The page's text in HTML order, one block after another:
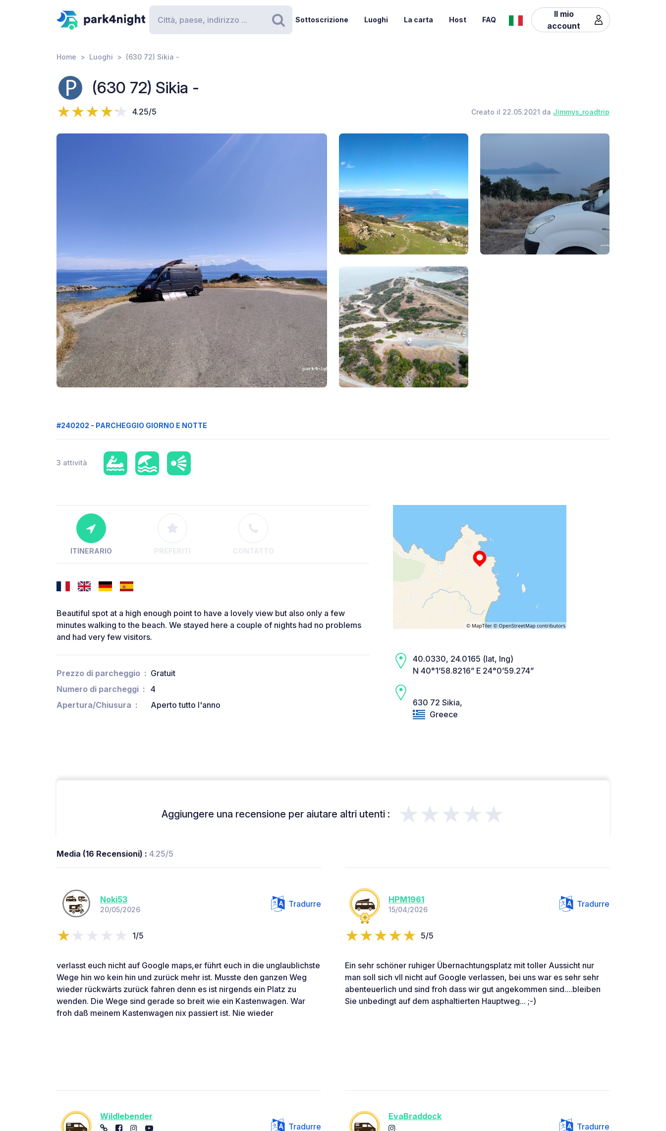
Ricerca
Sottoscrizione Luoghi La carta Host FAQ
Il mio
account
Home Luoghi (630 72) Sikia -
(630 72) Sikia -
4.25/5 Creato il 22.05.2021 da Jimmys_roadtrip
#240202 - PARCHEGGIO GIORNO E NOTTE
3 attività
ITINERARIO PREFERITI CONTATTO
Beautiful spot at a high enough point to have a lovely view but also only a few
minutes walking to the beach. We stayed here a couple of nights had no problems
and had very few visitors.
Prezzo di parcheggio
Gratuit
Numero di parcheggi
4
Apertura/Chiusura
Aperto tutto l'anno
40.0330, 24.0165 (lat, lng)
N 40°1’58.8216” E 24°0’59.274”
630 72 Sikia,
Greece
Aggiungere una recensione per aiutare altri utenti : ★★★★★
Media (16 Recensioni) : 4.25/5
Noki53
20/05/2026
Tradurre
1/5
verlasst euch nicht auf Google maps,er führt euch in die unglaublichste
Wege hin wo kein hin und zurück mehr ist. Musste den ganzen Weg
wieder rückwärts zurück fahren denn es ist nirgends ein Platz zu
wenden. Die Wege sind gerade so breit wie ein Kastenwagen. War
froh daß meinem Kastenwagen nix passiert ist. Nie wieder
HPM1961
15/04/2026
Tradurre
5/5
Ein sehr schöner ruhiger Übernachtungsplatz mit toller Aussicht nur
man soll sich vll nicht auf Google verlassen, bei uns war es sehr sehr
abenteuerlich und sind froh dass wir gut angekommen sind....bleiben
Sie unbedingt auf dem asphaltierten Hauptweg... ;-)
Wildlebender
Tradurre
EvaBraddock
Tradurre